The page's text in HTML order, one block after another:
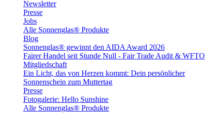
Newsletter
Presse
Jobs
Alle Sonnenglas® Produkte
Blog
Sonnenglas® gewinnt den AIDA Award 2026
Fairer Handel seit Stunde Null - Fair Trade Audit & WFTO
Mitgliedschaft
Ein Licht, das von Herzen kommt: Dein persönlicher
Sonnenschein zum Muttertag
Presse
Fotogalerie: Hello Sunshine
Alle Sonnenglas® Produkte